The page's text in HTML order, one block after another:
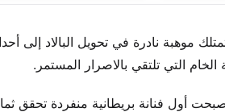
موهبة نادرة في تحويل البالاد إلى
التي تلتقي بالاصرار المستمر.
أول فنانة بريطانية منفردة تحقق